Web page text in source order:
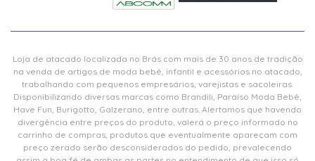
Loja de atacado localizada no Brás com mais de 30 anos de tradição
na venda de artigos de moda bebê, infantil e acessórios no atacado,
trabalhando com pequenos empresários, varejistas e sacoleiras.
Disponibilizando diversas marcas como Brandili, Paraíso Moda Bebê,
Have Fun, Burigotto, Galzerano, entre outras. Alertamos que havendo
divergência entre preços do produto, valerá o preço informado no
carrinho de compras, produtos que eventualmente apareçam com
preço zerado serão desconsiderados do pedido, prevalecendo